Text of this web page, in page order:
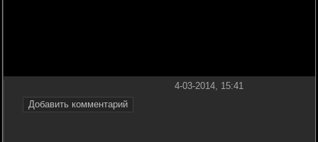
Добавить комментарий
4-03-2014, 15:41